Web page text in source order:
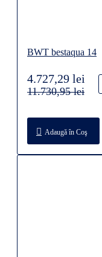
BWT bestaqua 14
4.727,29 lei
11.730,95 lei
Adaugă în Coş